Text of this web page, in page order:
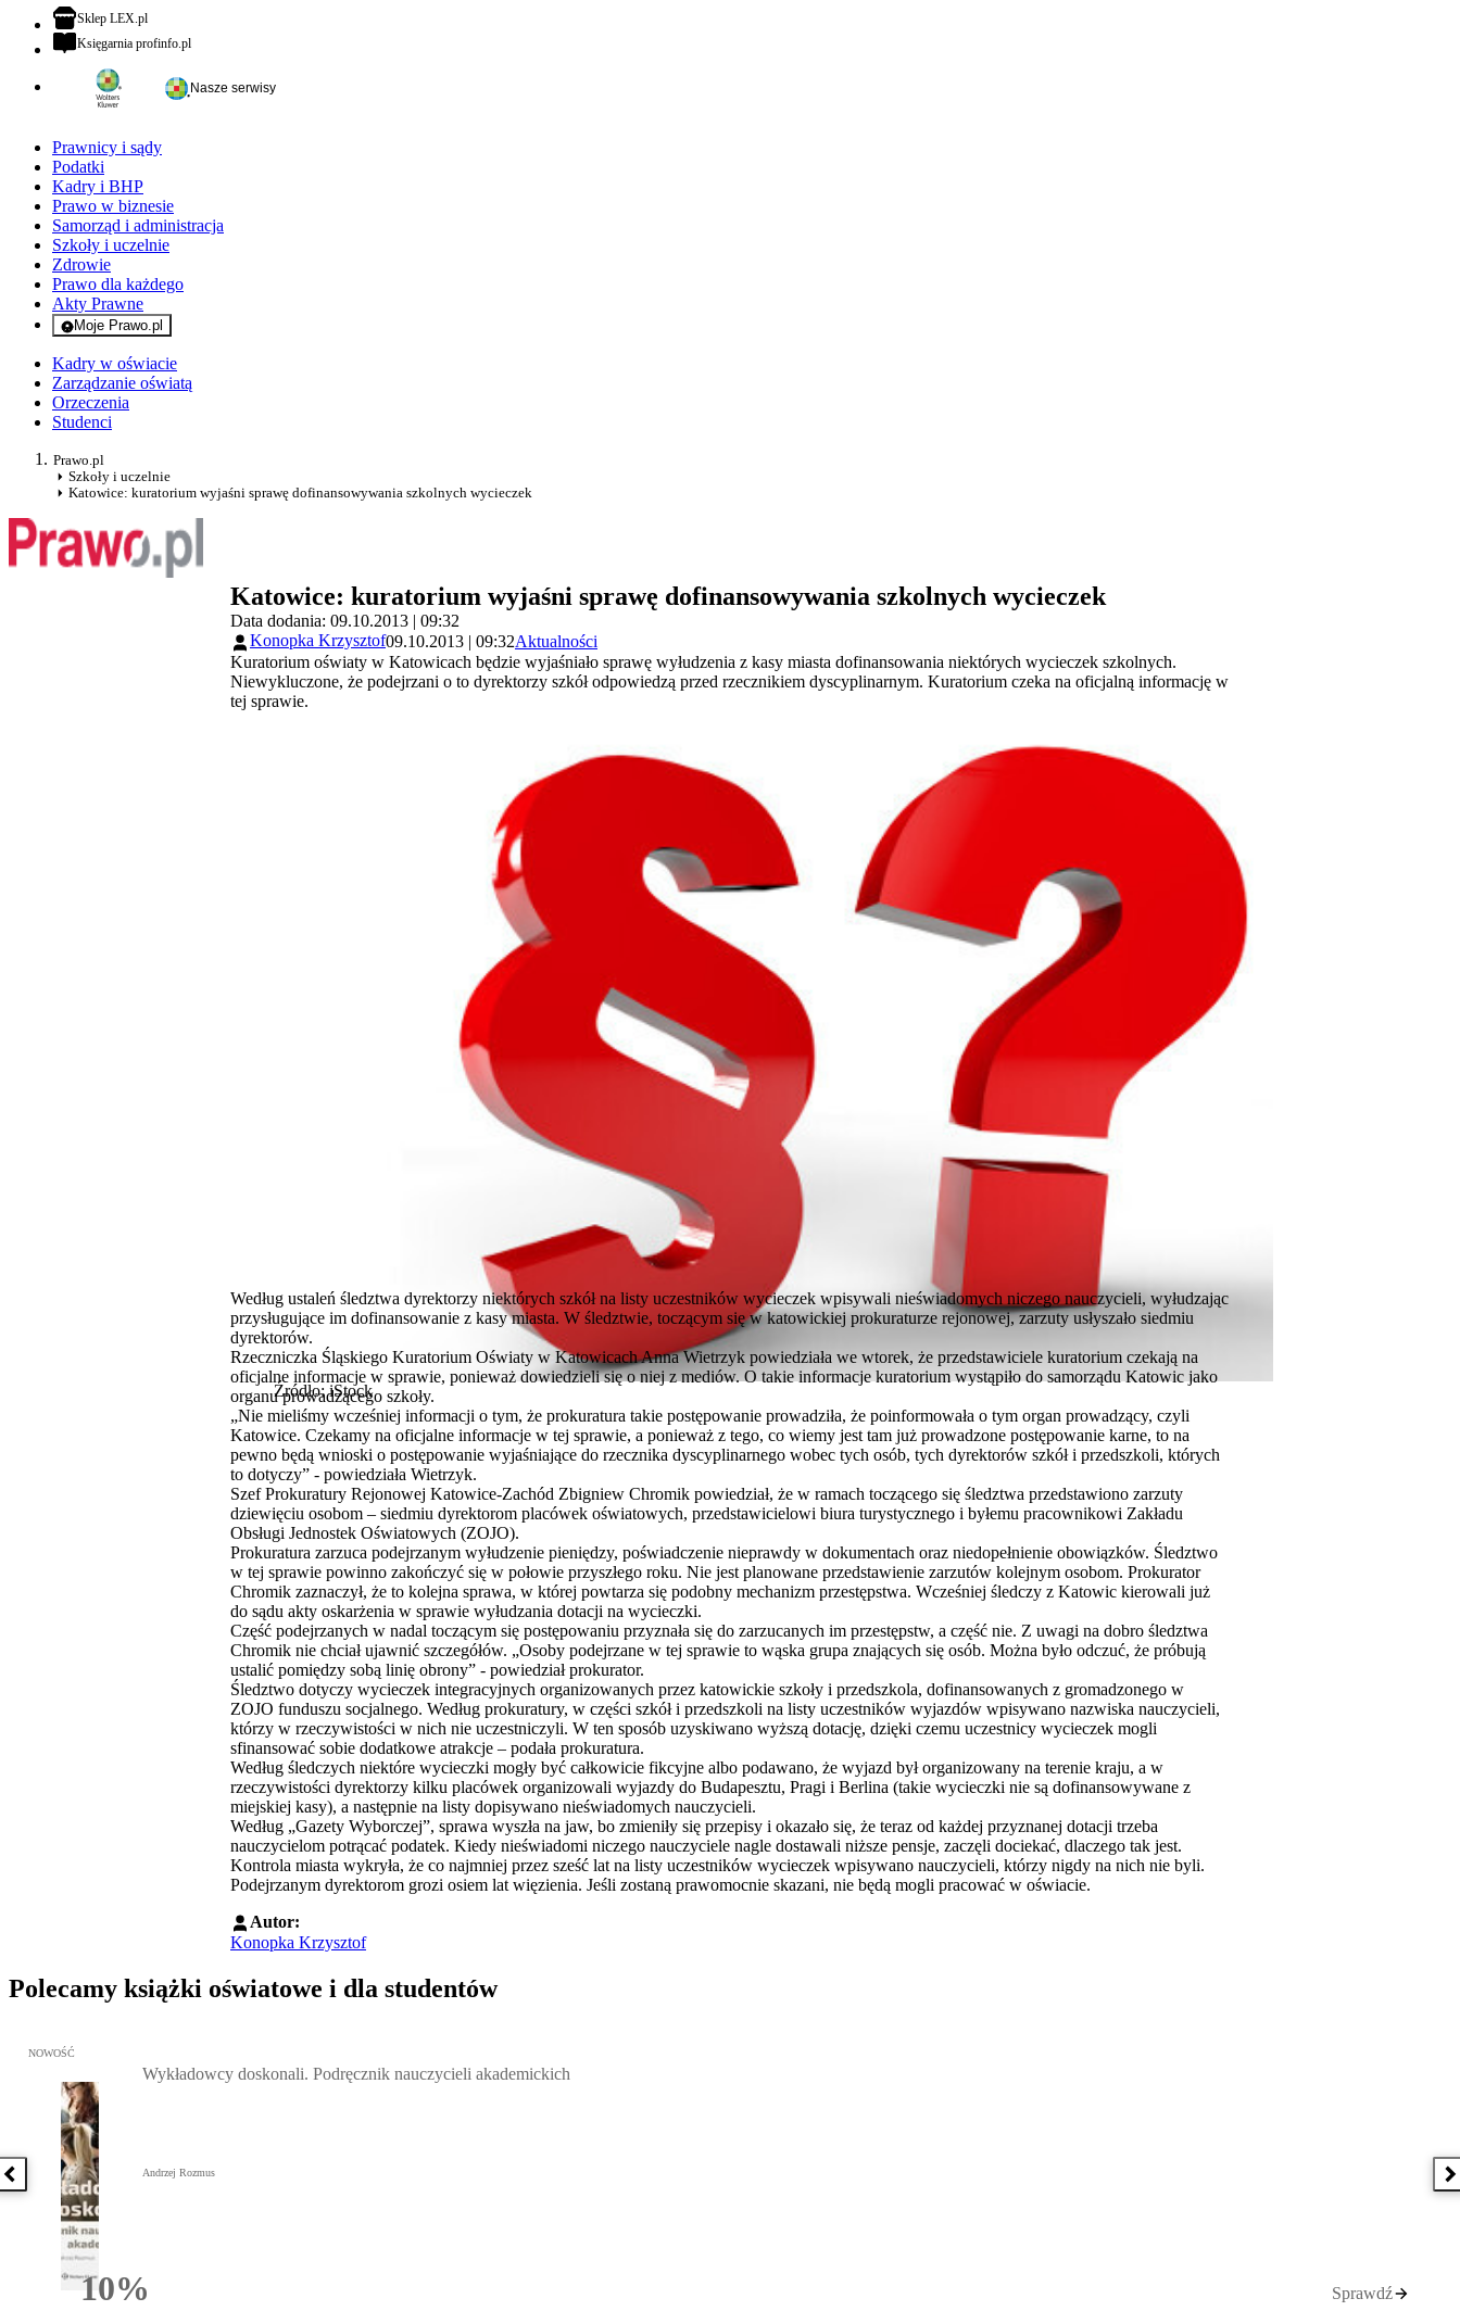
Sklep LEX.plotwiera się w nowej karcie
Księgarnia profinfo.plotwiera się w nowej karcie
Nasze serwisy
Prawnicy i sądy
Podatki
Kadry i BHP
Prawo w biznesie
Samorząd i administracja
Szkoły i uczelnie
Zdrowie
Prawo dla każdego
Akty Prawne
Moje Prawo.pl
- rejestracja i logowanie do serwisu
Kadry w oświacie
Zarządzanie oświatą
Orzeczenia
Studenci
Prawo.pl
Szkoły i uczelnie
Katowice: kuratorium wyjaśni sprawę dofinansowywania szkolnych wycieczek
Katowice: kuratorium wyjaśni sprawę dofinansowywania szkolnych wycieczek
Data dodania: 09.10.2013 | 09:32
Konopka Krzysztof09.10.2013 | 09:32Aktualności
Kuratorium oświaty w Katowicach będzie wyjaśniało sprawę wyłudzenia z kasy miasta dofinansowania niektórych wycieczek szkolnych.
Niewykluczone, że podejrzani o to dyrektorzy szkół odpowiedzą przed rzecznikiem dyscyplinarnym. Kuratorium czeka na oficjalną informację w
tej sprawie.
Źródło: iStock
Według ustaleń śledztwa dyrektorzy niektórych szkół na listy uczestników wycieczek wpisywali nieświadomych niczego nauczycieli, wyłudzając
przysługujące im dofinansowanie z kasy miasta. W śledztwie, toczącym się w katowickiej prokuraturze rejonowej, zarzuty usłyszało siedmiu
dyrektorów.
Rzeczniczka Śląskiego Kuratorium Oświaty w Katowicach Anna Wietrzyk powiedziała we wtorek, że przedstawiciele kuratorium czekają na
oficjalne informacje w sprawie, ponieważ dowiedzieli się o niej z mediów. O takie informacje kuratorium wystąpiło do samorządu Katowic jako
organu prowadzącego szkoły.
„Nie mieliśmy wcześniej informacji o tym, że prokuratura takie postępowanie prowadziła, że poinformowała o tym organ prowadzący, czyli
Katowice. Czekamy na oficjalne informacje w tej sprawie, a ponieważ z tego, co wiemy jest tam już prowadzone postępowanie karne, to na
pewno będą wnioski o postępowanie wyjaśniające do rzecznika dyscyplinarnego wobec tych osób, tych dyrektorów szkół i przedszkoli, których
to dotyczy” - powiedziała Wietrzyk.
Szef Prokuratury Rejonowej Katowice-Zachód Zbigniew Chromik powiedział, że w ramach toczącego się śledztwa przedstawiono zarzuty
dziewięciu osobom – siedmiu dyrektorom placówek oświatowych, przedstawicielowi biura turystycznego i byłemu pracownikowi Zakładu
Obsługi Jednostek Oświatowych (ZOJO).
Prokuratura zarzuca podejrzanym wyłudzenie pieniędzy, poświadczenie nieprawdy w dokumentach oraz niedopełnienie obowiązków. Śledztwo
w tej sprawie powinno zakończyć się w połowie przyszłego roku. Nie jest planowane przedstawienie zarzutów kolejnym osobom. Prokurator
Chromik zaznaczył, że to kolejna sprawa, w której powtarza się podobny mechanizm przestępstwa. Wcześniej śledczy z Katowic kierowali już
do sądu akty oskarżenia w sprawie wyłudzania dotacji na wycieczki.
Część podejrzanych w nadal toczącym się postępowaniu przyznała się do zarzucanych im przestępstw, a część nie. Z uwagi na dobro śledztwa
Chromik nie chciał ujawnić szczegółów. „Osoby podejrzane w tej sprawie to wąska grupa znających się osób. Można było odczuć, że próbują
ustalić pomiędzy sobą linię obrony” - powiedział prokurator.
Śledztwo dotyczy wycieczek integracyjnych organizowanych przez katowickie szkoły i przedszkola, dofinansowanych z gromadzonego w
ZOJO funduszu socjalnego. Według prokuratury, w części szkół i przedszkoli na listy uczestników wyjazdów wpisywano nazwiska nauczycieli,
którzy w rzeczywistości w nich nie uczestniczyli. W ten sposób uzyskiwano wyższą dotację, dzięki czemu uczestnicy wycieczek mogli
sfinansować sobie dodatkowe atrakcje – podała prokuratura.
Według śledczych niektóre wycieczki mogły być całkowicie fikcyjne albo podawano, że wyjazd był organizowany na terenie kraju, a w
rzeczywistości dyrektorzy kilku placówek organizowali wyjazdy do Budapesztu, Pragi i Berlina (takie wycieczki nie są dofinansowywane z
miejskiej kasy), a następnie na listy dopisywano nieświadomych nauczycieli.
Według „Gazety Wyborczej”, sprawa wyszła na jaw, bo zmieniły się przepisy i okazało się, że teraz od każdej przyznanej dotacji trzeba
nauczycielom potrącać podatek. Kiedy nieświadomi niczego nauczyciele nagle dostawali niższe pensje, zaczęli dociekać, dlaczego tak jest.
Kontrola miasta wykryła, że co najmniej przez sześć lat na listy uczestników wycieczek wpisywano nauczycieli, którzy nigdy na nich nie byli.
Podejrzanym dyrektorom grozi osiem lat więzienia. Jeśli zostaną prawomocnie skazani, nie będą mogli pracować w oświacie.
Autor:
Konopka Krzysztof
Polecamy książki oświatowe i dla studentów
Poprzednia książka
Przejdź do: Wykładowcy doskonali. Podręcznik nauczycieli akademickich, Andrzej Rozmus - otwiera się w nowym oknie
NOWOŚĆ
10%
Wykładowcy doskonali. Podręcznik nauczycieli akademickich
Andrzej Rozmus
Sprawdź